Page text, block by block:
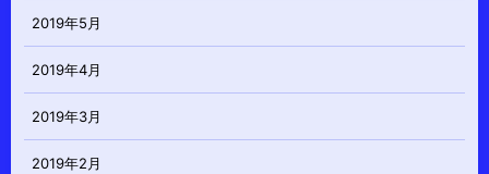
2019年5月
2019年4月
2019年3月
2019年2月